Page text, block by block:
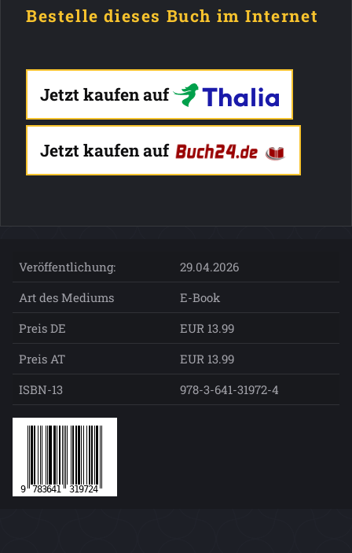
Bestelle dieses Buch im Internet
Jetzt kaufen auf
Jetzt kaufen auf
Veröffentlichung:
29.04.2026
Art des Mediums
E-Book
Preis DE
EUR 13.99
Preis AT
EUR 13.99
ISBN-13
978-3-641-31972-4